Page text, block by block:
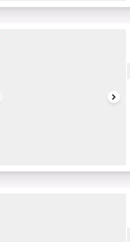
6
8